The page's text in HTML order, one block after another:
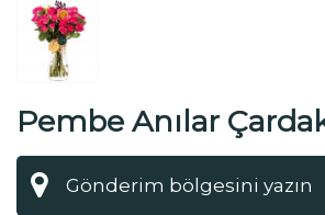
Pembe Anılar